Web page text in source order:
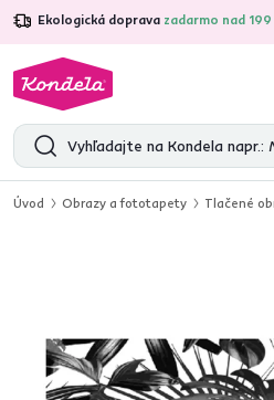
Ekologická doprava zadarmo nad
4,7 31 157overených
Úvod Obrazy a fototapety Tlačené